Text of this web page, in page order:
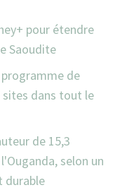
pour étendre
Saoudite
de
sites dans tout le
de 15,3
selon un
durable